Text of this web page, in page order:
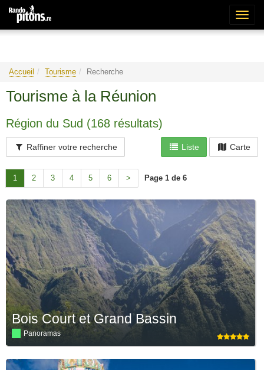
Accueil Tourisme Recherche
Tourisme à la Réunion
Région du Sud (168 résultats)
Raffiner votre recherche Liste Carte
1 2 3 4 5 6 > Page 1 de 6
Bois Court et Grand Bassin
Panoramas